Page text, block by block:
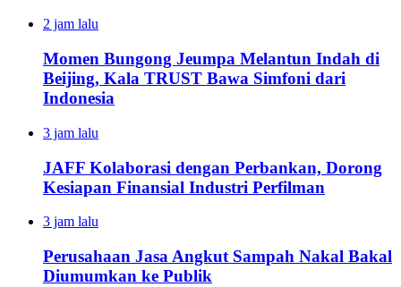
2 jam lalu
Momen Bungong Jeumpa Melantun Indah di
Beijing, Kala TRUST Bawa Simfoni dari
Indonesia
3 jam lalu
JAFF Kolaborasi dengan Perbankan, Dorong
Kesiapan Finansial Industri Perfilman
3 jam lalu
Perusahaan Jasa Angkut Sampah Nakal Bakal
Diumumkan ke Publik